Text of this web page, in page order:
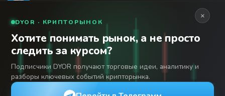
18+
© 2026 Финансовый интернет-портал «Банки
Сегодня». Используя сайт BanksToday.net вы
соглашаетесь с
Сетевое издание «Банки Сегодня» зарегистрировано
Федеральной службой по надзору в сфере связи,
×
DYOR · КРИПТОРЫНОК
Хотите понимать рынок, а не просто
следить за курсом?
Подписчики DYOR получают торговые идеи, аналитику и
разборы ключевых событий крипторынка.